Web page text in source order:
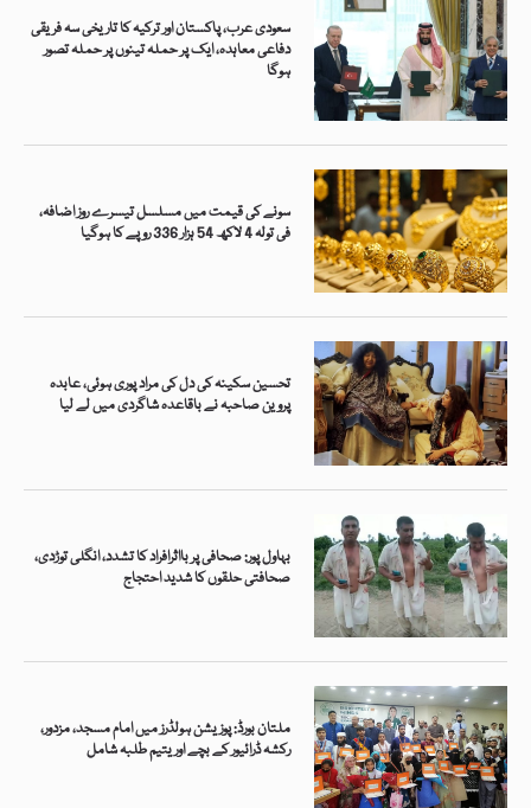
سعودی عرب، پاکستان اور ترکیہ کا تاریخی سہ فریقی
دفاعی معاہدہ، ایک پر حملہ تینوں پر حملہ تصور
ہوگا
سونے کی قیمت میں مسلسل تیسرے روز اضافہ،
فی تولہ 4 لاکھ 54 ہزار 336 روپے کا ہوگیا
تحسین سکینہ کی دل کی مراد پوری ہوئی، عابدہ
پروین صاحبہ نے باقاعدہ شاگردی میں لے لیا
بہاول پور: صحافی پر بااثرافراد کا تشدد، انگلی توڑدی،
صحافتی حلقوں کا شدید احتجاج
ملتان بورڈ: پوزیشن ہولڈرز میں امام مسجد، مزدور،
رکشہ ڈرائیور کے بچے اور یتیم طلبہ شامل